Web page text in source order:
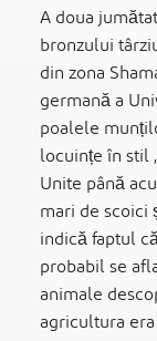
A doua
bronzului
din zona
germană a
poalele
locuințe în stil
Unite până
mari de scoici
indică faptul
probabil se
animale
agricultura